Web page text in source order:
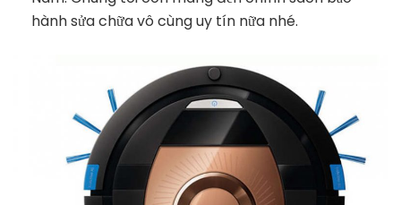
hành sửa chữa vô cùng uy tín nữa nhé.